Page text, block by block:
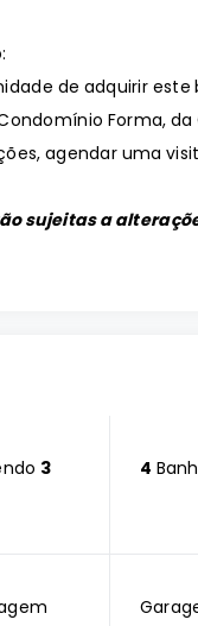
de adquirir
Forma,
agendar uma
sujeitas a
3
4